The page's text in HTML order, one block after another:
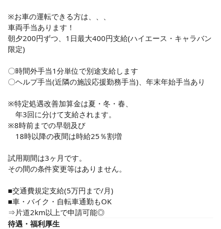
利用者様の日々の様子への気配り、
目配りを大事に取り組んでいます。
体力が必要な業務は少なめで、残業はほぼなし。思いやりを
万全なケアを行うためには職員や
医療機関はもちろん、利用者様との
治療だけでなく、どんな生活を送りたいか、
一人ひとりの希望を親身に聞き、
臨機応変な対応を心がけましょう。
今後需要が高まる介護業界で、
私たちが最大限できることをする。
経験が浅い方も活躍中。主婦（夫）さんやフリーターさん、
ブランクがある方、子育て中の方も歓迎します。
チームで業務に取り組むことが多いので
「資格はあるけど経験がない」という方もOK
※お車の運転できる方は、、、
車両手当あります！
朝夕200円ずつ、1日最大400円支給(ハイエース・キャラバン
限定)
〇時間外手当1分単位で別途支給します
〇ヘルプ手当(近隣の施設応援勤務手当)、年末年始手当あり
※特定処遇改善加算金は夏・冬・春、
年3回に分けて支給されます。
※8時前までの早朝及び
18時以降の夜間は時給25％割増
試用期間は3ヶ月です。
その間の条件変更等はありません。
■交通費規定支給(5万円まで/月)
■車・バイク・自転車通勤もOK
⇒片道2km以上で申請可能◎
待遇・福利厚生